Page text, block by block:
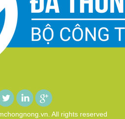
All rights reserved